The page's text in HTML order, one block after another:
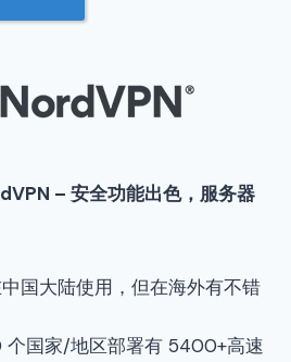
– 安全功能出色，服务器
国大陆使用，但在海外有不错
个国家/地区部署有 5400+高速